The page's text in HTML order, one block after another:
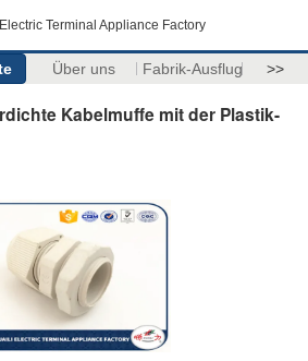
Terminal Appliance Factory
Über uns Fabrik-Ausflug >>
Kabelmuffe mit der Plastik-